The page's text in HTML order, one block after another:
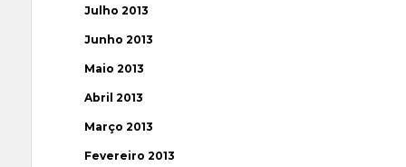
Julho 2013
Junho 2013
Maio 2013
Abril 2013
Março 2013
Fevereiro 2013